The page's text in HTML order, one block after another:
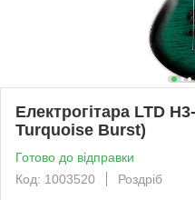
Електрогітара LTD
Turquoise Burst)
Готово до відправки
Код: 1003520
Роздріб